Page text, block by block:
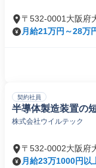
〒532-0001大阪府
月給21万円～28万
契約社員
半導体製造装置の
株式会社ウイルテック
〒532-0002大阪府
月給23万1000円以